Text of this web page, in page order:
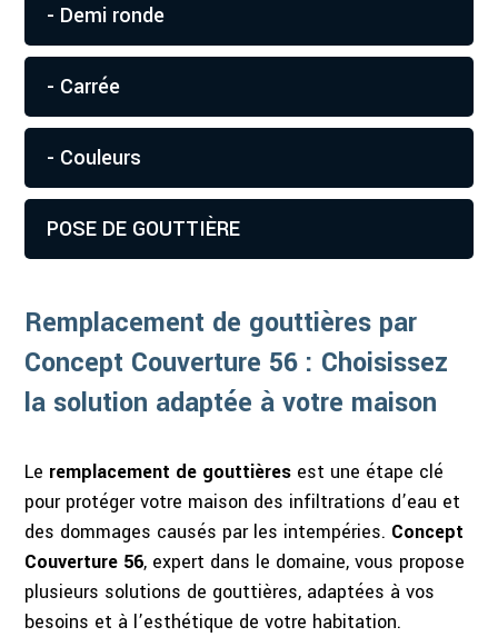
- Demi ronde
- Carrée
- Couleurs
POSE DE GOUTTIÈRE
Remplacement de gouttières par
Concept Couverture 56 : Choisissez
la solution adaptée à votre maison
Le remplacement de gouttières est une étape clé
pour protéger votre maison des infiltrations d’eau et
des dommages causés par les intempéries. Concept
Couverture 56, expert dans le domaine, vous propose
plusieurs solutions de gouttières, adaptées à vos
besoins et à l’esthétique de votre habitation.